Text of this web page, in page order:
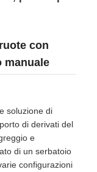
igienici
con
manuale
soluzione di
di derivati del
e
di un serbatoio
configurazioni